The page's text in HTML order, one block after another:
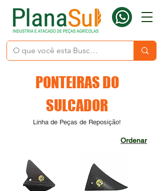
PONTEIRAS DO
SULCADOR
Linha de Peças de Reposição!
Ordenar